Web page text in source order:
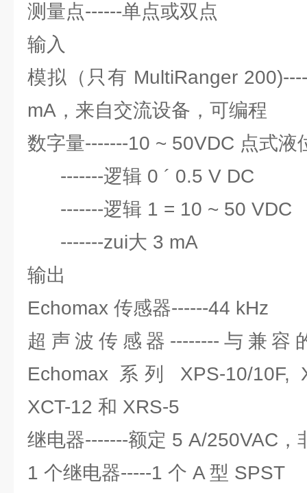
测量点------单点或双点
输入
模拟（只有 MultiRanger
mA，来自交流设备，可编程
数字量-------10 ~ 50VDC 点式液
-------逻辑 0 ´ 0.5 V DC
-------逻辑 1 = 10 ~ 50 VDC
-------zui大 3 mA
输出
Echomax 传感器------44 kHz
超声波传感器--------与兼容
Echomax 系列 XPS-10/10F,
XCT-12 和 XRS-5
继电器-------额定 5 A/250VAC，
1 个继电器-----1 个 A 型 SPST